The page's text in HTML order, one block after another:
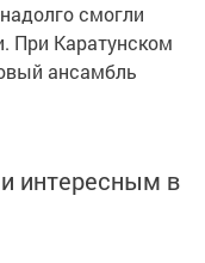
смогли
При Каратунском
ансамбль
интересным в